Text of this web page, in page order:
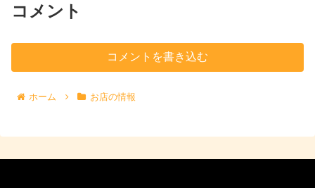
コメント
コメントを書き込む
ホーム お店の情報